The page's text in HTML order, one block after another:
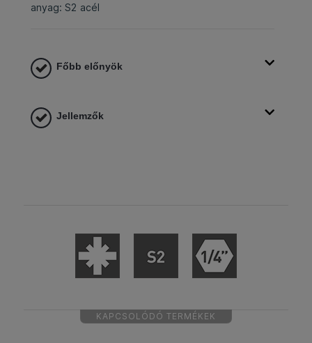
anyag: S2 acél
Főbb előnyök
Jellemzők
KAPCSOLÓDÓ TERMÉKEK